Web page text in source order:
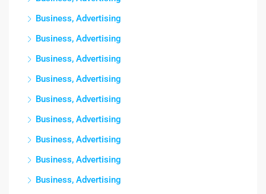
Business, Advertising
Business, Advertising
Business, Advertising
Business, Advertising
Business, Advertising
Business, Advertising
Business, Advertising
Business, Advertising
Business, Advertising